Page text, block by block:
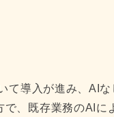
て導入が進み、AI
、既存業務のAIに